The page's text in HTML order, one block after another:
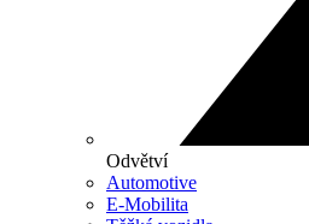
Odvětví
Automotive
E-Mobilita